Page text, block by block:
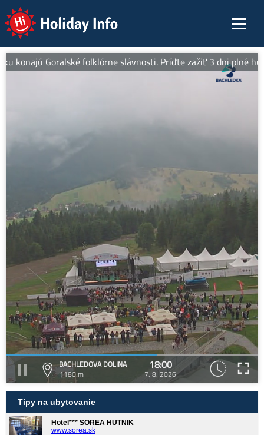
Holiday Info
konajú Goralské folklórne slávnosti. Príďte zažiť 3 dni plné
BACHLEDOVA DOLINA
1180 m
18:00
7. 8. 2026
Tipy na ubytovanie
Hotel*** SOREA HUTNÍK
www.sorea.sk